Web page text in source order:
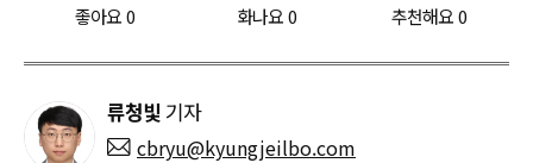
좋아요0 화나요0 추천해요 0
류청빛 기자
cbryu@kyungjeilbo.com